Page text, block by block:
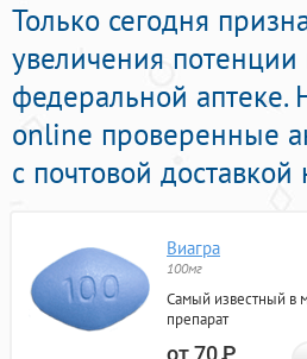
Только сегодня
увеличения
федеральной аптеке.
online проверенные
с почтовой
Виагра
100мг
Самый известный в
препарат